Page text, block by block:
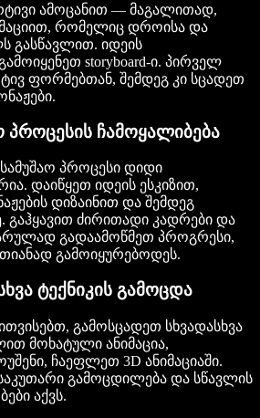
ამოცანით — მაგალითად,
რომელიც დროისა და
გასწავლით. იდეის
storyboard-ი. პირველ
ფორმებთან, შემდეგ კი სცადეთ
პროცესის ჩამოყალიბება
პროცესი დიდი
დაიწყეთ იდეის ესკიზით,
დიზაინით და შემდეგ
გაჰყავით ძირითადი კადრები და
გადაამოწმეთ პროგრესი,
გამოიყურებოდეს.
ტექნიკის გამოცდა
გამოსცადეთ სხვადასხვა
მოხატული ანიმაცია,
ჩაეფლეთ 3D ანიმაციაში.
გამოცდილება და სწავლის
აქვს.